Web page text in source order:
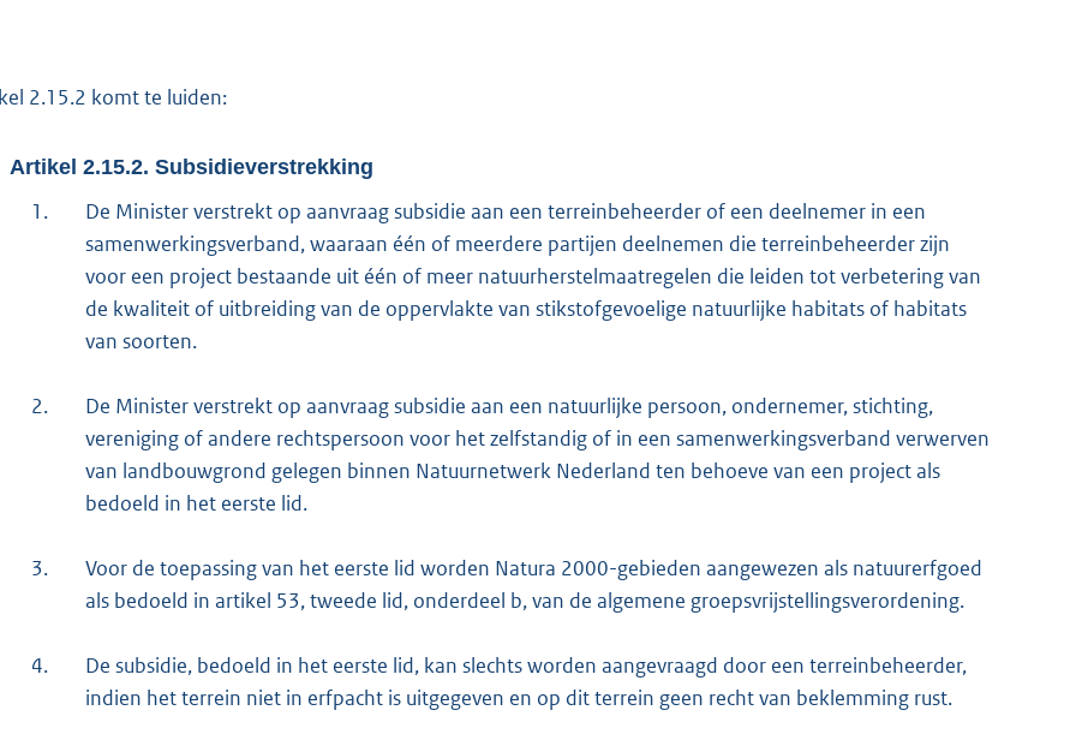
2.15.2 komt te luiden:
Artikel 2.15.2. Subsidieverstrekking
1.
De Minister verstrekt op aanvraag subsidie aan een terreinbeheerder of een deelnemer in een
samenwerkingsverband, waaraan één of meerdere partijen deelnemen die terreinbeheerder zijn
voor een project bestaande uit één of meer natuurherstelmaatregelen die leiden tot verbetering van
de kwaliteit of uitbreiding van de oppervlakte van stikstofgevoelige natuurlijke habitats of habitats
van soorten.
2.
De Minister verstrekt op aanvraag subsidie aan een natuurlijke persoon, ondernemer, stichting,
vereniging of andere rechtspersoon voor het zelfstandig of in een samenwerkingsverband verwerven
van landbouwgrond gelegen binnen Natuurnetwerk Nederland ten behoeve van een project als
bedoeld in het eerste lid.
3.
Voor de toepassing van het eerste lid worden Natura 2000-gebieden aangewezen als natuurerfgoed
als bedoeld in artikel 53, tweede lid, onderdeel b, van de algemene groepsvrijstellingsverordening.
4.
De subsidie, bedoeld in het eerste lid, kan slechts worden aangevraagd door een terreinbeheerder,
indien het terrein niet in erfpacht is uitgegeven en op dit terrein geen recht van beklemming rust.